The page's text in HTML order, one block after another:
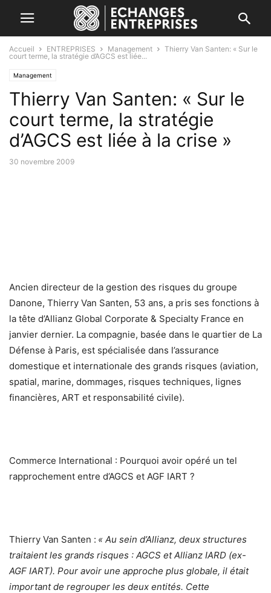
Accueil ENTREPRISES Management
Thierry Van Santen: « Sur le
court terme, la stratégie d’AGCS est liée...
Management
Thierry Van Santen: « Sur le
court terme, la stratégie
d’AGCS est liée à la crise »
30 novembre 2009
Ancien directeur de la gestion des risques du groupe
Danone, Thierry Van Santen, 53 ans, a pris ses fonctions à
la tête d’Allianz Global Corporate & Specialty France en
janvier dernier. La compagnie, basée dans le quartier de La
Défense à Paris, est spécialisée dans l’assurance
domestique et internationale des grands risques (aviation,
spatial, marine, dommages, risques techniques, lignes
financières, ART et responsabilité civile).
Commerce International : Pourquoi avoir opéré un tel
rapprochement entre d’AGCS et AGF IART ?
Thierry Van Santen : « Au sein d’Allianz, deux structures
traitaient les grands risques : AGCS et Allianz IARD (ex-
AGF IART). Pour avoir une approche plus globale, il était
important de regrouper les deux entités. Cette